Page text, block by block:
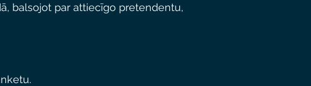
balsojot par attiecīgo pretendentu,